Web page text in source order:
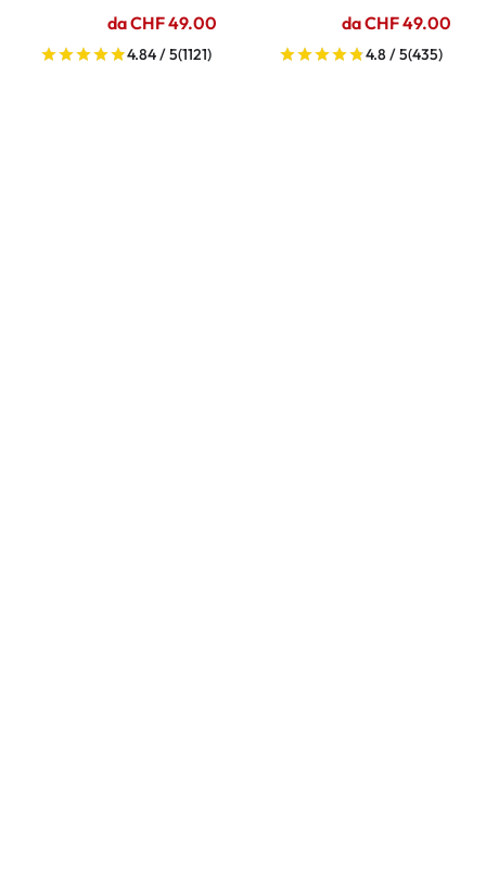
da CHF 49.00
4.84 / 5(1121)
da CHF 49.00
4.8 / 5(435)